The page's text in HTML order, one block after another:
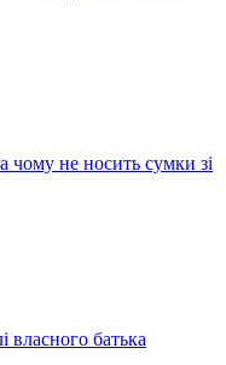
чому не носить сумки зі
власного батька